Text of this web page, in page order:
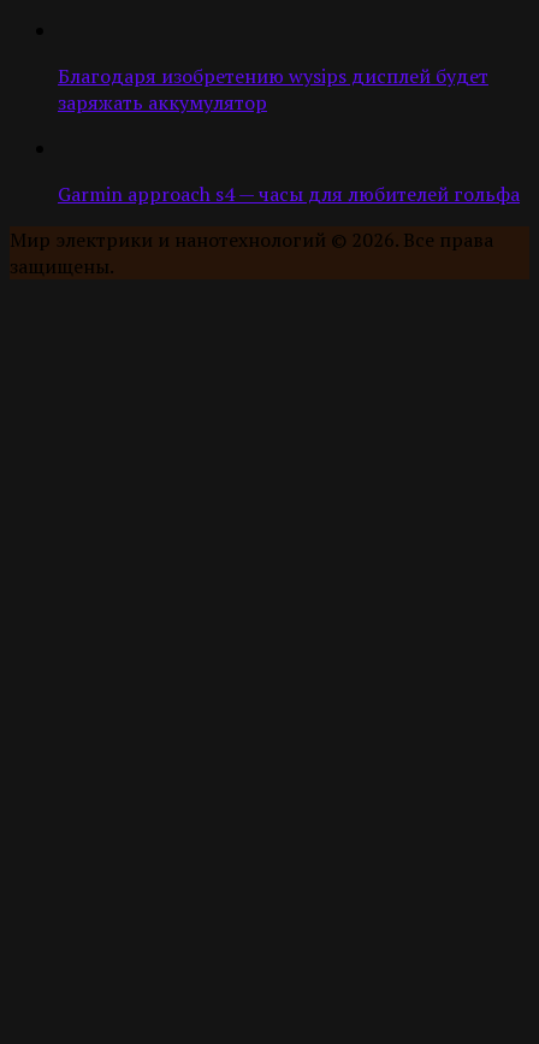
Благодаря изобретению wysips дисплей будет
заряжать аккумулятор
Garmin approach s4 — часы для любителей гольфа
Мир электрики и нанотехнологий © 2026. Все права
защищены.